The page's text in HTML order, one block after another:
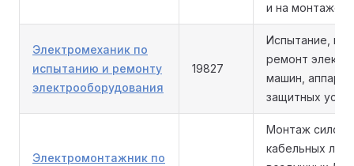
и на монтаже.
Электромеханик по
испытанию и ремонту
электрооборудования
19827
Испытание,
ремонт
машин,
защитных
Электромонтажник по
Монтаж
кабельных